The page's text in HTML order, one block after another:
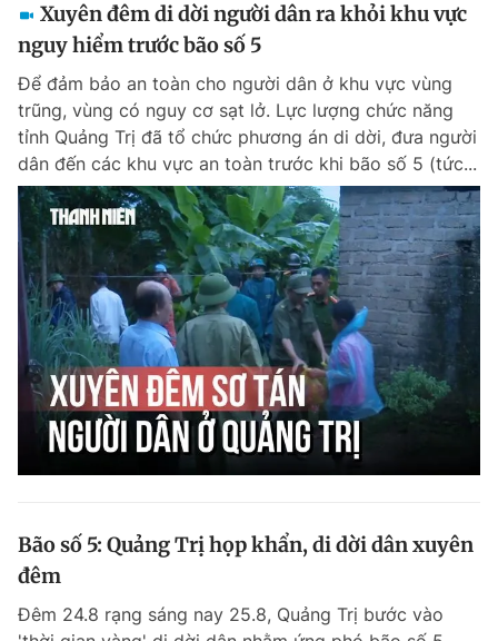
Xuyên đêm di dời người dân ra khỏi khu vực
nguy hiểm trước bão số 5
Để đảm bảo an toàn cho người dân ở khu vực vùng
trũng, vùng có nguy cơ sạt lở. Lực lượng chức năng
tỉnh Quảng Trị đã tổ chức phương án di dời, đưa người
dân đến các khu vực an toàn trước khi bão số 5 (tức...
Bão số 5: Quảng Trị họp khẩn, di dời dân xuyên
đêm
Đêm 24.8 rạng sáng nay 25.8, Quảng Trị bước vào